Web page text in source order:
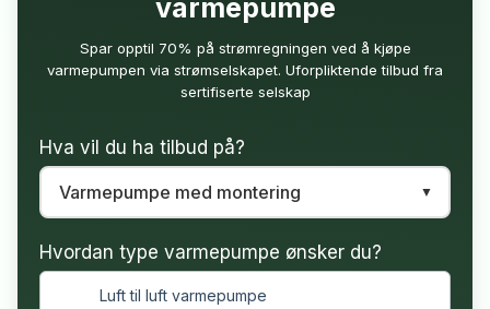
varmepumpe
Spar opptil 70% på strømregningen ved å kjøpe
varmepumpen via strømselskapet. Uforpliktende tilbud fra
sertifiserte selskap
Hva vil du ha tilbud på?
Hvordan type varmepumpe ønsker du?
Luft til luft varmepumpe